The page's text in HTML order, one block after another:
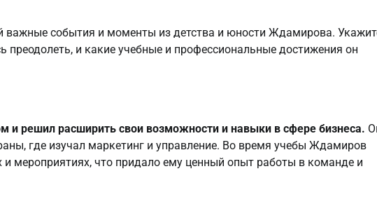
важные события и моменты из детства и юности Ждамирова.
преодолеть, и какие учебные и профессиональные достижения он
и решил расширить свои возможности и навыки в сфере бизнеса.
где изучал маркетинг и управление. Во время учебы Ждамиров
и мероприятиях, что придало ему ценный опыт работы в команде и